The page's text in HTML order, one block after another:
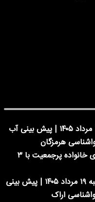
وضعیت هوای فردا هرمزگان دوشنبه ۱۹ مرداد ۱۴۰۵ | پیش بینی آب
یارانه معیشتی؛ واریز ۱,۵۰۰,۰۰۰ تومان برای خانواده پرجمعیت با ۳
وضعیت هوای فردا استان مرکزی دوشنبه ۱۹ مرداد ۱۴۰۵ | پیش بینی